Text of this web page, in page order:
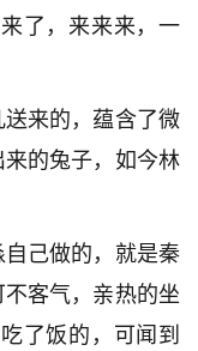
了，来来来，一
来的，蕴含了微
的兔子，如今林
己做的，就是秦
客气，亲热的坐
了饭的，可闻到